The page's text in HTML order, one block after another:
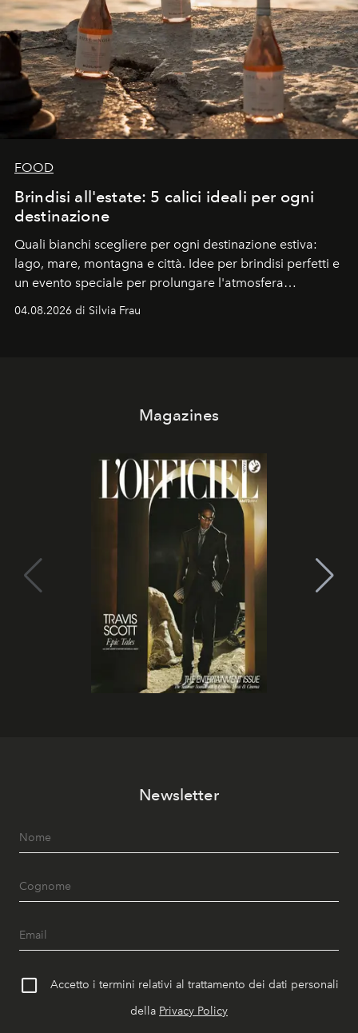
FOOD
Brindisi all'estate: 5 calici ideali per ogni
destinazione
Quali bianchi scegliere per ogni destinazione estiva:
lago, mare, montagna e città. Idee per brindisi perfetti e
un evento speciale per prolungare l'atmosfera
04.08.2026 di Silvia Frau
Magazines
Newsletter
Accetto i termini relativi al trattamento dei dati personali
della Privacy Policy